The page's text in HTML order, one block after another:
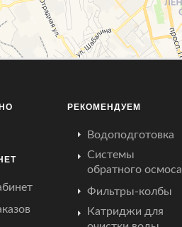
РЕКОМЕНДУЕМ
Водоподготовка
Системы
обратного осмоса
Фильтры-колбы
Катриджи для